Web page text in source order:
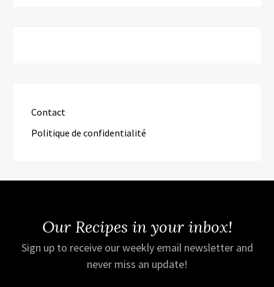
Contact
Politique de confidentialité
Our Recipes in your inbox!
Sign up to receive our weekly email newsletter and
never miss an update!